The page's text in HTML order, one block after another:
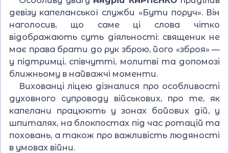
девізу капеланської служби «Бути поруч». Він
наголосив, що саме ці слова чітко
відображають суть діяльності: священик не
має права брати до рук зброю, його «зброя» —
у підтримці, співчутті, молитві та допомозі
ближньому в найважчі моменти.
Вихованці ліцею дізналися про особливості
духовного супроводу військових, про те, як
капелани працюють у зонах бойових дій, у
шпиталях, на блокпостах під час ротацій та
поховань, а також про важливість людяності
в умовах війни.